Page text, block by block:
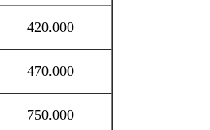
420.000
470.000
750.000